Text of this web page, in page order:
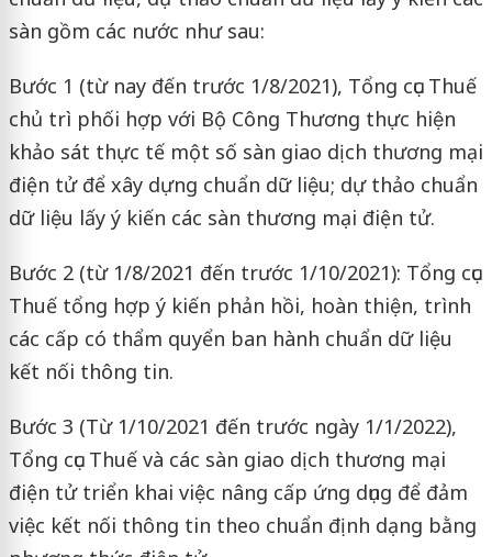
sàn gồm các nước như sau:
Bước 1 (từ nay đến trước 1/8/2021), Tổng cục Thuế
chủ trì phối hợp với Bộ Công Thương thực hiện
khảo sát thực tế một số sàn giao dịch thương mại
điện tử để xây dựng chuẩn dữ liệu; dự thảo chuẩn
dữ liệu lấy ý kiến các sàn thương mại điện tử.
Bước 2 (từ 1/8/2021 đến trước 1/10/2021): Tổng cục
Thuế tổng hợp ý kiến phản hồi, hoàn thiện, trình
các cấp có thẩm quyển ban hành chuẩn dữ liệu
kết nối thông tin.
Bước 3 (Từ 1/10/2021 đến trước ngày 1/1/2022),
Tổng cục Thuế và các sàn giao dịch thương mại
điện tử triển khai việc nâng cấp ứng dụng để đảm
việc kết nối thông tin theo chuẩn định dạng bằng